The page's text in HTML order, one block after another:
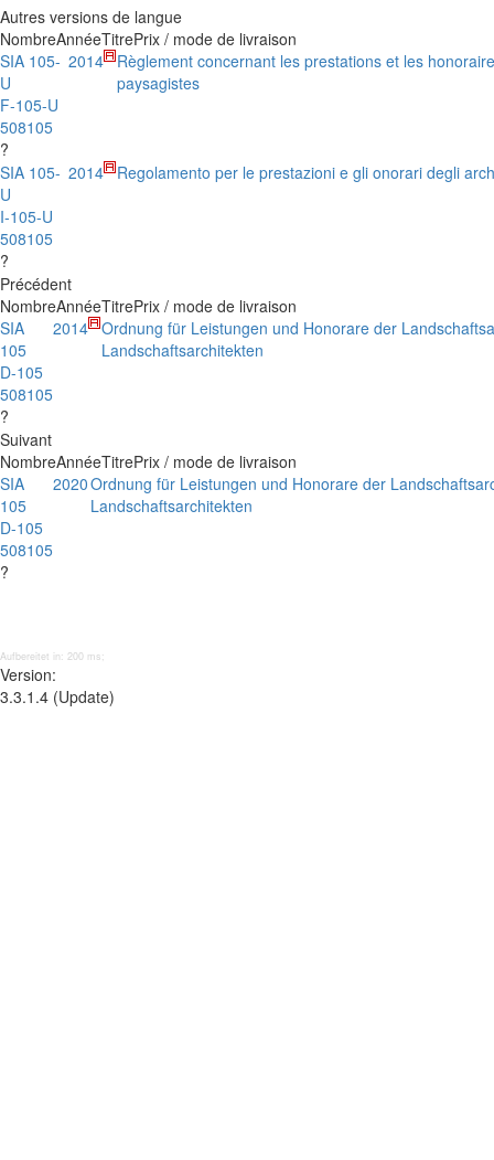
Autres versions de langue
NombreAnnéeTitrePrix / mode de livraison
SIA 105-
U
F-105-U
508105
?
2014
Règlement concernant les prestations et les
paysagistes
SIA 105-
U
I-105-U
508105
?
2014 Regolamento per le prestazioni e gli onorari degli
Précédent
NombreAnnéeTitrePrix / mode de livraison
SIA
105
D-105
508105
?
2014 Ordnung für Leistungen und Honorare der
Landschaftsarchitekten
Suivant
NombreAnnéeTitrePrix / mode de livraison
SIA
105
D-105
508105
?
2020Ordnung für Leistungen und Honorare der
Landschaftsarchitekten
Aufbereitet in: 200 ms;
Version:
3.3.1.4 (Update)